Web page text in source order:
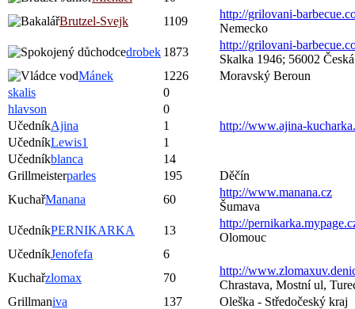
Brutzel-Svejk
1109
http://grilovani-
Nemecko
drobek 1873
http://grilovani-
Skalka 1946; 56002
Mánek
1226
Moravský Beroun
skalis
0
hlavson
0
UčedníkAjina 1
http://www.ajina-
UčedníkLewis1
1
Učedníkblanca
14
Grillmeisterparles 195
Děčín
KuchařManana 60
http://www.manana.cz
Šumava
UčedníkPERNIKARKA 13
http://
Olomouc
UčedníkJenofefa
6
Kuchařzlomax 70
http://
Chrastava, Mostní ul,
Grillmaniva 137
Oleška - Středočeský kraj